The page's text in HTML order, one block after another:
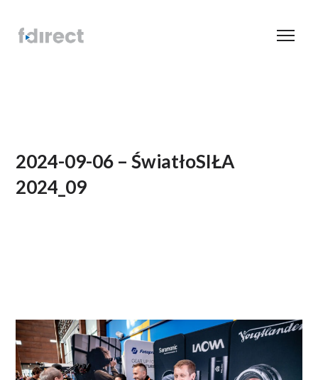
2024-09-06 – ŚwiatłoSIŁA
2024_09